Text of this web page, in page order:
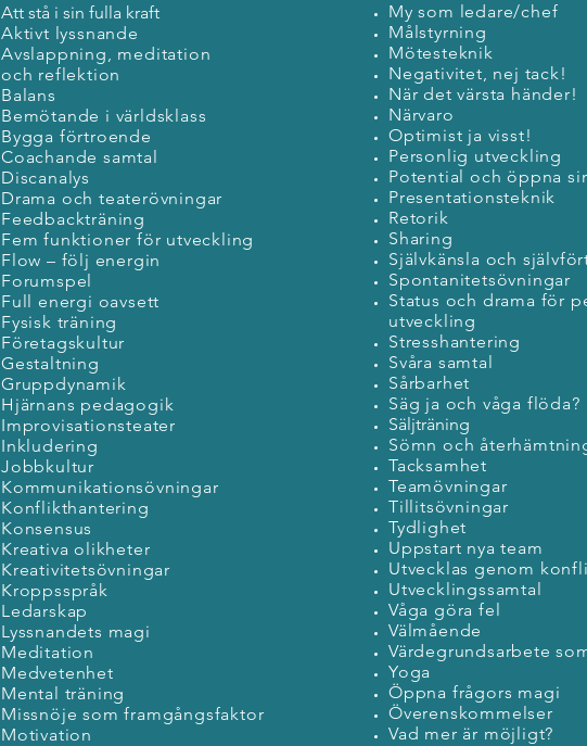
Att stå i sin fulla kraft
Aktivt lyssnande
Avslappning, meditation
och reflektion
Balans
Bemötande i världsklass
Bygga förtroende
Coachande samtal
Discanalys
Drama och teaterövningar
Feedbackträning
Fem funktioner för utveckling
Flow – följ energin
Forumspel
Full energi oavsett
Fysisk träning
Företagskultur
Gestaltning
Gruppdynamik
Hjärnans pedagogik
Improvisationsteater
Inkludering
Jobbkultur
Kommunikationsövningar
Konflikthantering
Konsensus
Kreativa olikheter
Kreativitetsövningar
Kroppsspråk
Ledarskap
Lyssnandets magi
Meditation
Medvetenhet
Mental träning
Missnöje som framgångsfaktor
Motivation
My som ledare/chef
Målstyrning
Mötesteknik
Negativitet, nej tack!
När det värsta händer!
Närvaro
Optimist ja visst!
Personlig utveckling
Potential och öppna
Presentationsteknik
Retorik
Sharing
Självkänsla och
Spontanitetsövningar
Status och drama för
utveckling
Stresshantering
Svåra samtal
Sårbarhet
Säg ja och våga flöda?
Säljträning
Sömn och
Tacksamhet
Teamövningar
Tillitsövningar
Tydlighet
Uppstart nya team
Utvecklas genom
Utvecklingssamtal
Våga göra fel
Välmående
Värdegrundsarbete
Yoga
Öppna frågors magi
Överenskommelser
Vad mer är möjligt?